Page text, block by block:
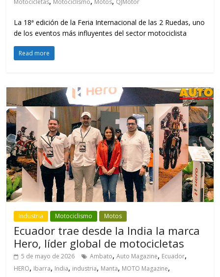
La 18ª edición de la Feria Internacional de las 2 Ruedas, uno
de los eventos más influyentes del sector motociclista
Read more
Industria Motociclismo Motos
Ecuador trae desde la India la marca
Hero, líder global de motocicletas
5 de mayo de 2026 Ambato,Auto Magazine, Ecuador,
HERO, Ibarra, India, industria, Manta, MOTO Magazine,